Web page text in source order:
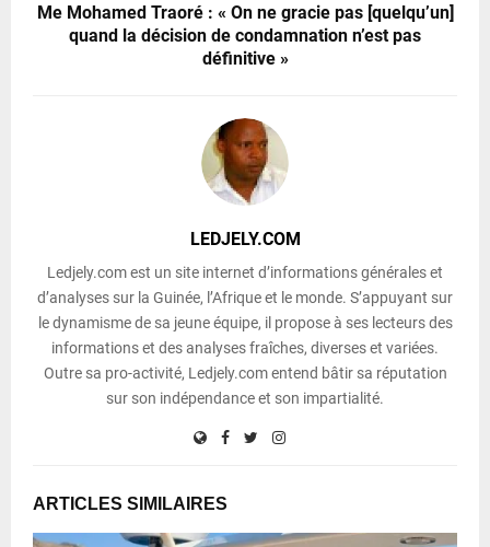
Me Mohamed Traoré : « On ne gracie pas [quelqu’un]
quand la décision de condamnation n’est pas
définitive »
LEDJELY.COM
Ledjely.com est un site internet d’informations générales et
d’analyses sur la Guinée, l’Afrique et le monde. S’appuyant sur
le dynamisme de sa jeune équipe, il propose à ses lecteurs des
informations et des analyses fraîches, diverses et variées.
Outre sa pro-activité, Ledjely.com entend bâtir sa réputation
sur son indépendance et son impartialité.
ARTICLES SIMILAIRES